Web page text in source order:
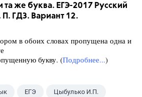
же буква. ЕГЭ-2017 Русский
ГДЗ. Вариант 12.
в обоих словах пропущена одна и
букву. (Подробнее...)
ЕГЭ Цыбулько И.П.